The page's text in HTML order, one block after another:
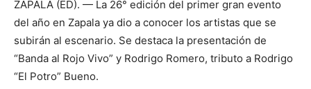
ZAPALA (ED). — La 26° edición del primer gran evento
del año en Zapala ya dio a conocer los artistas que se
subirán al escenario. Se destaca la presentación de
“Banda al Rojo Vivo” y Rodrigo Romero, tributo a Rodrigo
“El Potro” Bueno.